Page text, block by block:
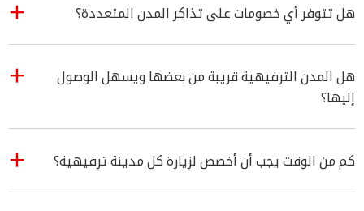
هل تتوفر أي خصومات على تذاكر المدن المتعددة؟
هل المدن الترفيهية قريبة من بعضها ويسهل الوصول
إليها؟
كم من الوقت يجب أن أخصص لزيارة كل مدينة ترفيهية؟